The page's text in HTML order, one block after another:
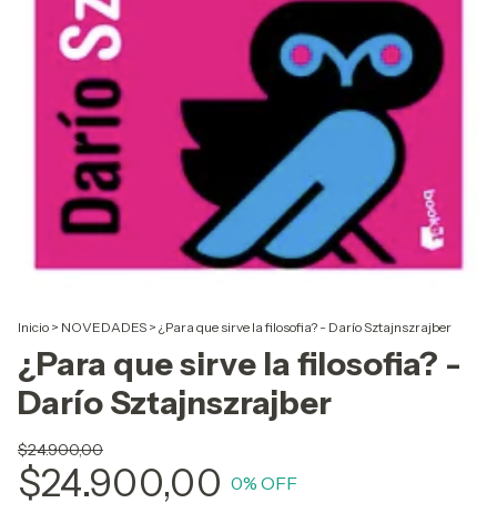
Inicio > NOVEDADES > ¿Para que sirve la filosofia? - Darío Sztajnszrajber
¿Para que sirve la filosofia? -
Darío Sztajnszrajber
$24.900,00
$24.900,00 0% OFF